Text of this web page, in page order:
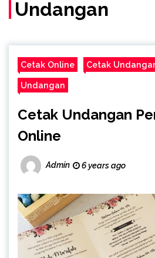
Undangan
Cetak Online Cetak
Undangan
Cetak Undangan
Online
Admin 6 years ago